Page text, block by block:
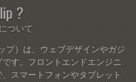
?
ついて
プ）は、ウェブデザインやガジ
す。フロントエンドエンジニ
スマートフォンやタブレット